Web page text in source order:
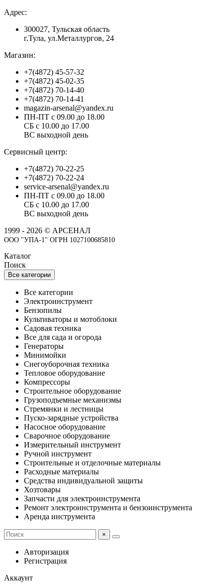
Адрес:
300027, Тульская область
г.Тула, ул.Металлургов, 24
Магазин:
+7(4872) 45-57-32
+7(4872) 45-02-35
+7(4872) 70-14-40
+7(4872) 70-14-41
magazin-arsenal@yandex.ru
ПН-ПТ с 09.00 до 18.00
СБ с 10.00 до 17.00
ВС выходной день
Сервисный центр:
+7(4872) 70-22-25
+7(4872) 70-22-24
service-arsenal@yandex.ru
ПН-ПТ с 09.00 до 18.00
СБ с 10.00 до 17.00
ВС выходной день
1999 - 2026 © АРСЕНАЛ
ООО "УПА-1" ОГРН 1027100685810
Каталог
Поиск
Все категории
Все категории
Электроинструмент
Бензопилы
Культиваторы и мотоблоки
Садовая техника
Все для сада и огорода
Генераторы
Минимойки
Снегоуборочная техника
Тепловое оборудование
Компрессоры
Строительное оборудование
Грузоподъемные механизмы
Стремянки и лестницы
Пуско-зарядные устройства
Насосное оборудование
Сварочное оборудование
Измерительный инструмент
Ручной инструмент
Строительные и отделочные материалы
Расходные материалы
Средства индивидуальной защиты
Хозтовары
Запчасти для электроинструмента
Ремонт электроинструмента и бензоинструмента
Аренда инструмента
×
Авторизация
Регистрация
Аккаунт